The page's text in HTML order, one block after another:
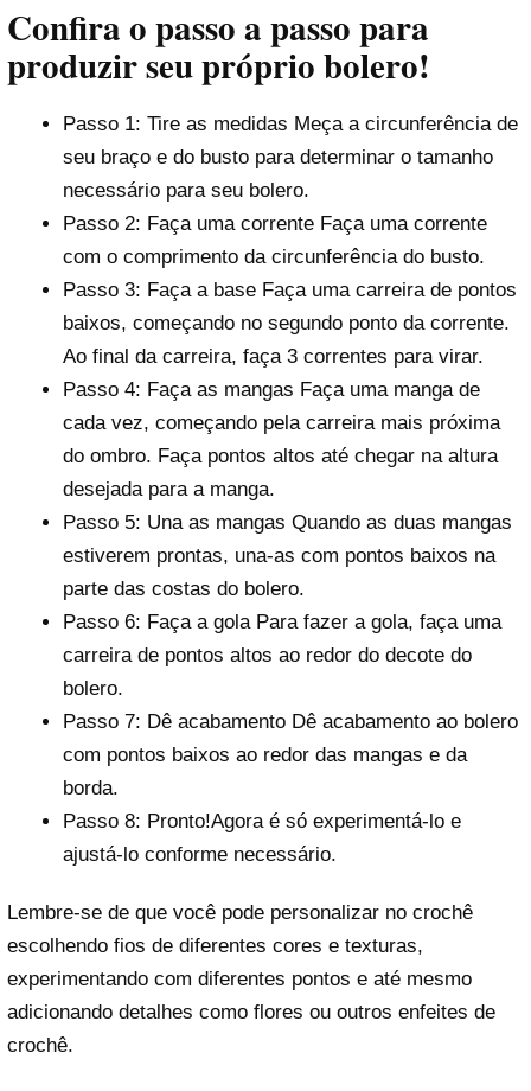
Confira o passo a passo para
produzir seu próprio bolero!
Passo 1: Tire as medidas Meça a circunferência de
seu braço e do busto para determinar o tamanho
necessário para seu bolero.
Passo 2: Faça uma corrente Faça uma corrente
com o comprimento da circunferência do busto.
Passo 3: Faça a base Faça uma carreira de pontos
baixos, começando no segundo ponto da corrente.
Ao final da carreira, faça 3 correntes para virar.
Passo 4: Faça as mangas Faça uma manga de
cada vez, começando pela carreira mais próxima
do ombro. Faça pontos altos até chegar na altura
desejada para a manga.
Passo 5: Una as mangas Quando as duas mangas
estiverem prontas, una-as com pontos baixos na
parte das costas do bolero.
Passo 6: Faça a gola Para fazer a gola, faça uma
carreira de pontos altos ao redor do decote do
bolero.
Passo 7: Dê acabamento Dê acabamento ao bolero
com pontos baixos ao redor das mangas e da
borda.
Passo 8: Pronto!Agora é só experimentá-lo e
ajustá-lo conforme necessário.
Lembre-se de que você pode personalizar no crochê
escolhendo fios de diferentes cores e texturas,
experimentando com diferentes pontos e até mesmo
adicionando detalhes como flores ou outros enfeites de
crochê.